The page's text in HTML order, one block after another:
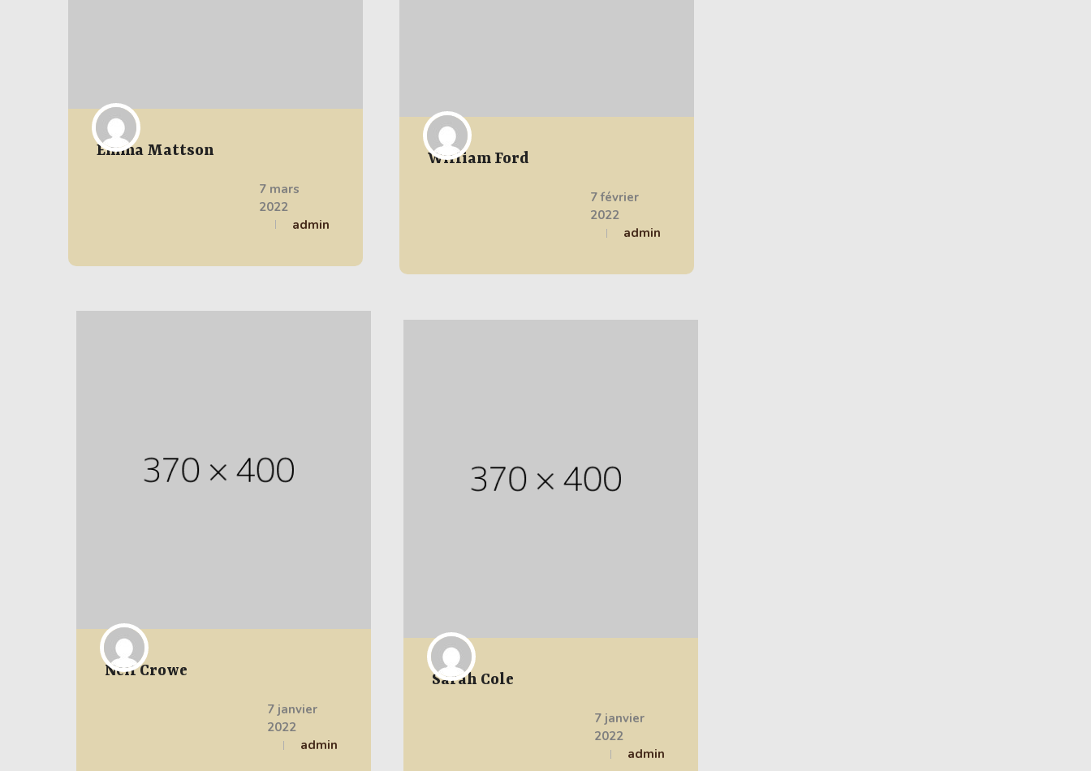
Emma Mattson
7 mars
2022
admin
William Ford
7 février
2022
admin
Neil Crowe
7 janvier
2022
admin
Sarah Cole
7 janvier
2022
admin